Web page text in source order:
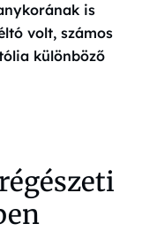
is
volt, számos
különböző